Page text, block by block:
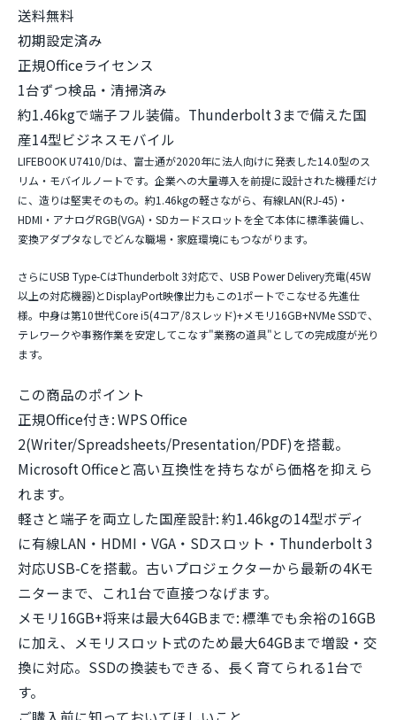
商品詳細
全品180日保証
送料無料
初期設定済み
正規Officeライセンス
1台ずつ検品・清掃済み
産14型ビジネスモバイル
LIFEBOOK U7410/Dは、富士通が2020年に法人向けに発表した14.0型のス
リム・モバイルノートです。企業への大量導入を前提に設計された機種だけ
に、造りは堅実そのもの。約1.46kgの軽さながら、有線LAN(RJ-45)・
HDMI・アナログRGB(VGA)・SDカードスロット
さらにUSB Type-Cは Thunderbolt 3対応
以上の対応機器)とDisplayPort映像出力もこの1ポートでこなせる先進仕
様。中身は第10世代Core i5(4コア/8スレッド)+メモリ16GB+NVMe SSDで、
テレワークや事務作業を安定してこなす"業務の道具"としての完成度が光り
ます。
この商品のポイント
正規Office付き:WPS Office
2(Writer/Spreadsheets/Presentation/PDF)を搭載。
Microsoft Officeと高い互換性を持ちながら価格を抑えら
れます。
軽さと端子を両立した国産設計:
約1.46kgの14型ボディ
に有線LAN・HDMI・VGA・SDスロット・Thunderbolt 3
対応USB-Cを搭載。古いプロジェクターから最新の4Kモ